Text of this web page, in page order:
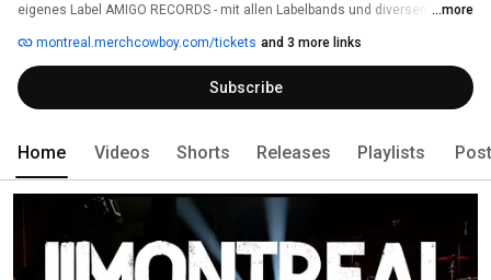
eigenes Label AMIGO RECORDS - mit allen Labelbands und diversen
...more
montreal.merchcowboy.com/tickets and 3 more links
Subscribe
Home Videos Shorts Releases Playlists